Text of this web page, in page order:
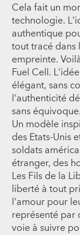
Cela fait un
technologie.
authentique
tout tracé dans
empreinte.
Fuel Cell.
élégant, sans
l'authenticité
sans équivoque.
Un modèle
des Etats-Unis
soldats
étranger, des
Les Fils de la
liberté à tout
l'amour pour
représenté par
voie à suivre